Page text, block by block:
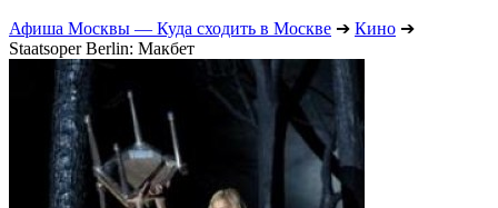
Афиша Москвы — Куда сходить в Москве ➔ Кино ➔
Staatsoper Berlin: Макбет